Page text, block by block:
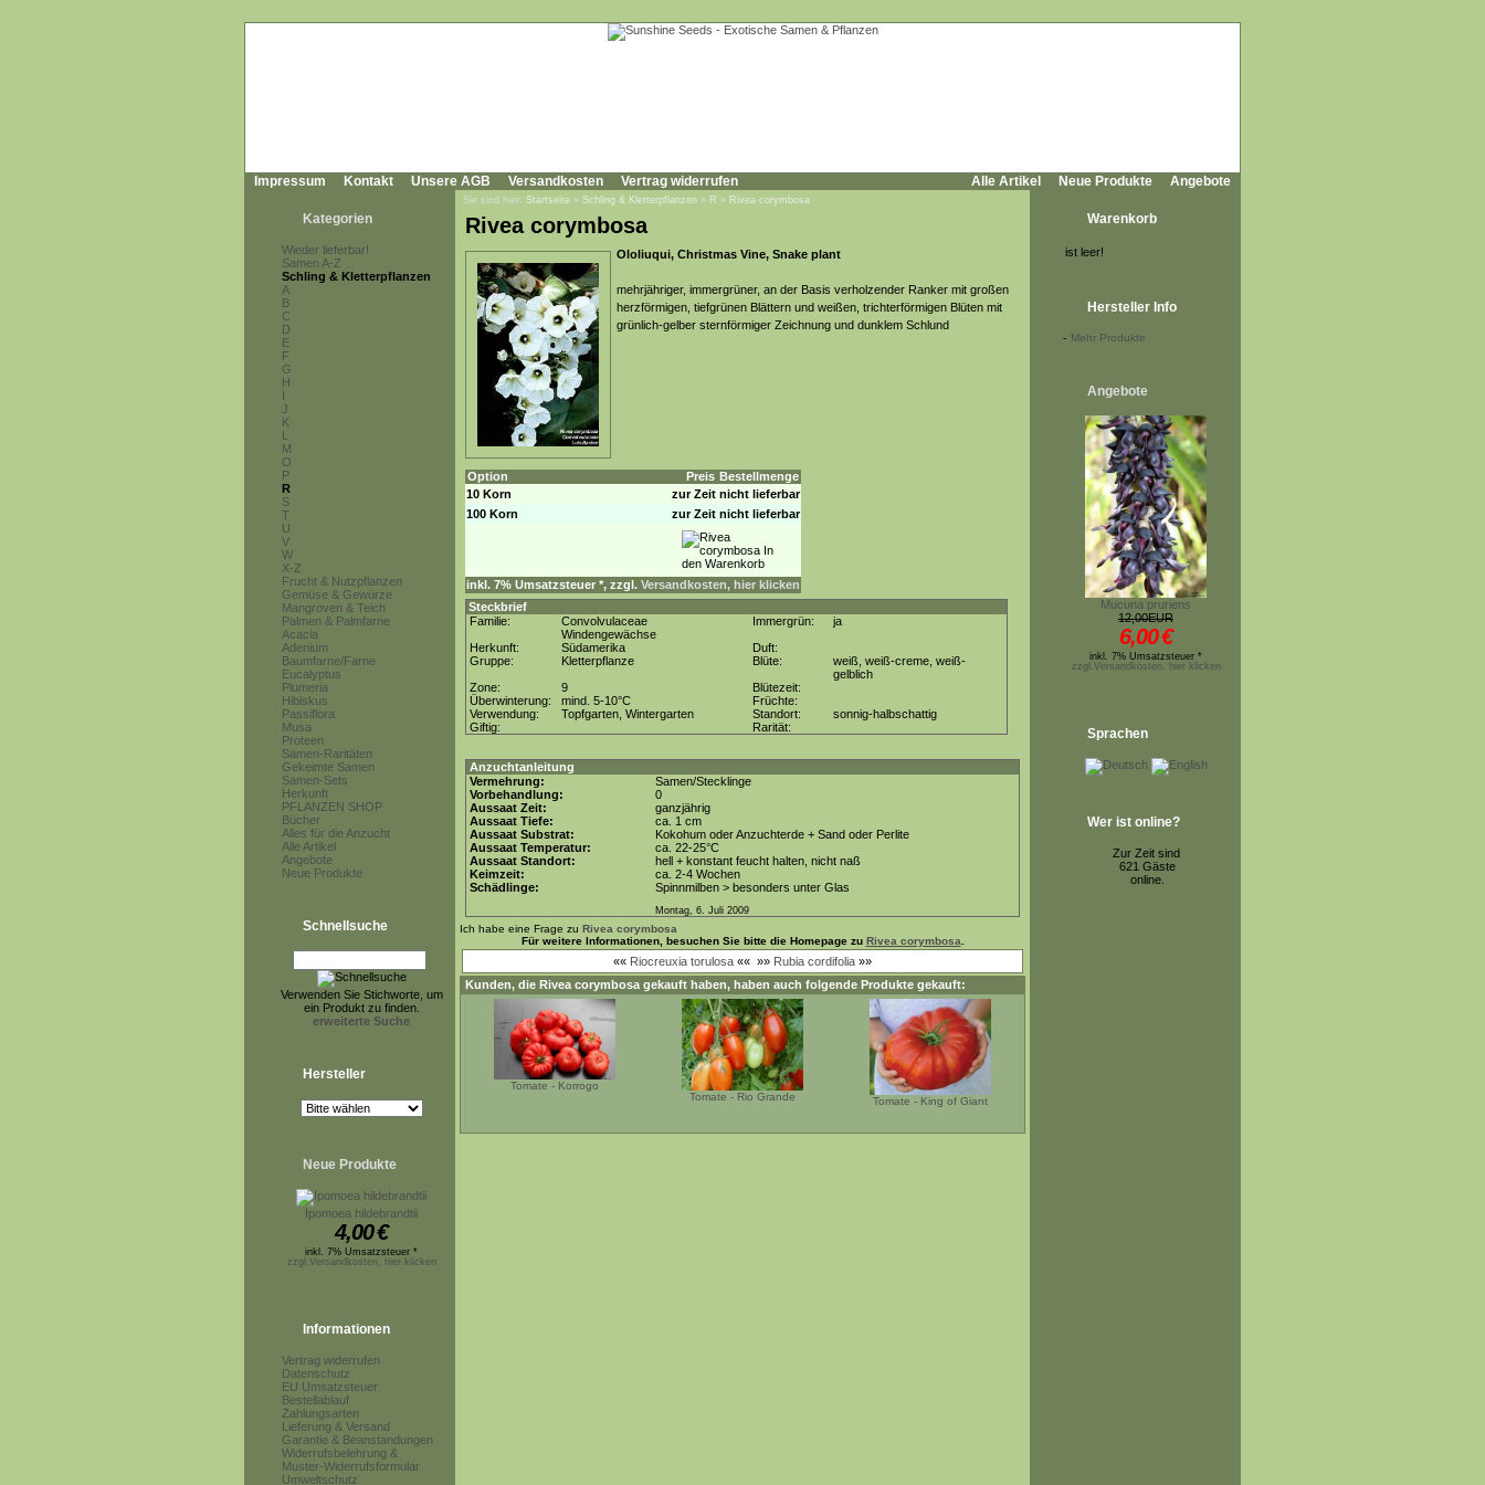
Impressum Kontakt Unsere AGB Versandkosten Vertrag widerrufen Alle Artikel Neue Produkte Angebote
Kategorien
Wieder lieferbar!
Samen A-Z
Schling & Kletterpflanzen
A
B
C
D
E
F
G
H
I
J
K
L
M
O
P
R
S
T
U
V
W
X-Z
Frucht & Nutzpflanzen
Gemüse & Gewürze
Mangroven & Teich
Palmen & Palmfarne
Acacia
Adenium
Baumfarne/Farne
Eucalyptus
Plumeria
Hibiskus
Passiflora
Musa
Proteen
Samen-Raritäten
Gekeimte Samen
Samen-Sets
Herkunft
PFLANZEN SHOP
Bücher
Alles für die Anzucht
Alle Artikel
Angebote
Neue Produkte
Schnellsuche
Verwenden Sie Stichworte, um
ein Produkt zu finden.
erweiterte Suche
Hersteller
Neue Produkte
Ipomoea hildebrandtii
4,00€
inkl. 7% Umsatzsteuer *
zzgl.Versandkosten, hier klicken
Informationen
Vertrag widerrufen
Datenschutz
EU Umsatzsteuer
Bestellablauf
Zahlungsarten
Lieferung & Versand
Garantie & Beanstandungen
Widerrufsbelehrung &
Muster-Widerrufsformular
Umweltschutz
Sie sind hier: Startseite » Schling & Kletterpflanzen » R » Rivea corymbosa
Rivea corymbosa
Ololiuqui, Christmas Vine, Snake plant
mehrjähriger, immergrüner, an der Basis verholzender Ranker mit großen
herzförmigen, tiefgrünen Blättern und weißen, trichterförmigen Blüten mit
grünlich-gelber sternförmiger Zeichnung und dunklem Schlund
Option Preis Bestellmenge
10 Korn
zur Zeit nicht lieferbar
100 Korn
zur Zeit nicht lieferbar
inkl. 7% Umsatzsteuer *, zzgl. Versandkosten, hier klicken
Steckbrief
Familie:
Convolvulaceae
Windengewächse
Immergrün:
ja
Herkunft:
Südamerika
Duft:
Gruppe:
Kletterpflanze Blüte:
weiß, weiß-creme, weiß-
gelblich
Zone:
9
Blütezeit:
Überwinterung:
mind. 5-10°C
Früchte:
Verwendung:
Topfgarten, Wintergarten Standort:
sonnig-halbschattig
Giftig:
Rarität:
Anzuchtanleitung
Vermehrung:
Samen/Stecklinge
Vorbehandlung:
0
Aussaat Zeit:
ganzjährig
Aussaat Tiefe:
ca. 1 cm
Aussaat Substrat:
Kokohum oder Anzuchterde + Sand oder Perlite
Aussaat Temperatur:
ca. 22-25°C
Aussaat Standort:
hell + konstant feucht halten, nicht naß
Keimzeit:
ca. 2-4 Wochen
Schädlinge:
Spinnmilben > besonders unter Glas
Montag, 6. Juli 2009
Ich habe eine Frage zu Rivea corymbosa
Für weitere Informationen, besuchen Sie bitte die Homepage zu Rivea corymbosa
«« Riocreuxia torulosa «« »» Rubia cordifolia »»
Kunden, die Rivea corymbosa gekauft haben, haben auch folgende Produkte gekauft:
Tomate - Korrogo
Tomate - Rio Grande
Tomate - King of Giant
Warenkorb
ist leer!
Hersteller Info
- Mehr Produkte
Angebote
Mucuna pruriens
12,00EUR
6,00€
inkl. 7% Umsatzsteuer *
zzgl.Versandkosten, hier klicken
Sprachen
Wer ist online?
Zur Zeit sind
621 Gäste
online.